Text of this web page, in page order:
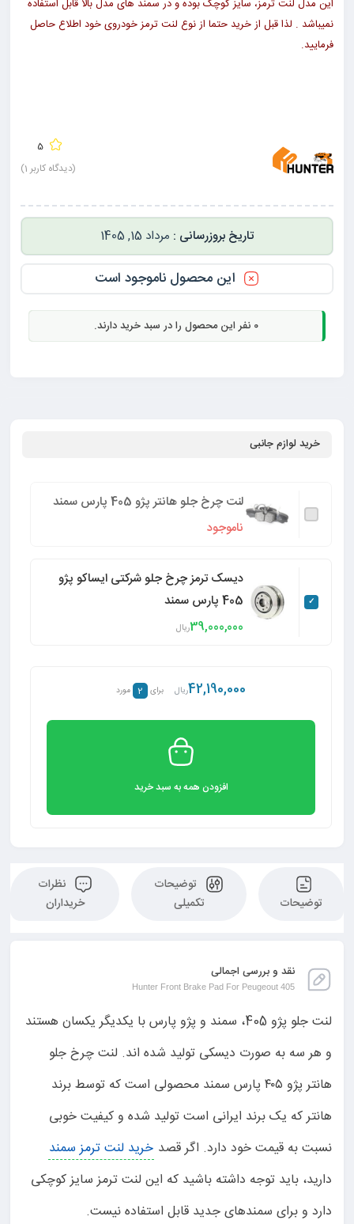
این مدل لنت ترمز، سایز کوچک بوده و در سمند های مدل بالا قابل استفاده
نمیباشد . لذا قبل از خرید حتما از نوع لنت ترمز خودروی خود اطلاع حاصل
فرمایید.
5
(دیدگاه کاربر 1
)
مرداد 15, 1405
این محصول ناموجود است
0 نفر این محصول را در سبد خرید دارند.
خرید لوازم جانبی
لنت چرخ جلو هانتر پژو 405 پارس سمند
ناموجود
دیسک ترمز چرخ جلو شرکتی ایساکو پژو
405 پارس سمند
39,000,000ریال
42,190,000ریال برای 2 مورد
افزودن همه به سبد خرید
توضیحات
توضیحات
تکمیلی
نظرات
خریداران
نقد و بررسی اجمالی
Hunter Front Brake Pad For Peugeout 405
لنت جلو پژو 405، سمند و پژو پارس با یکدیگر یکسان هستند
و هر سه به صورت دیسکی تولید شده اند. لنت چرخ جلو
هانتر پژو ۴۰۵ پارس سمند محصولی است که توسط برند
هانتر که یک برند ایرانی است تولید شده و کیفیت خوبی
نسبت به قیمت خود دارد. اگر قصد خرید لنت ترمز سمند
دارید، باید توجه داشته باشید که این لنت ترمز سایز کوچکی
دارد و برای سمندهای جدید قابل استفاده نیست.